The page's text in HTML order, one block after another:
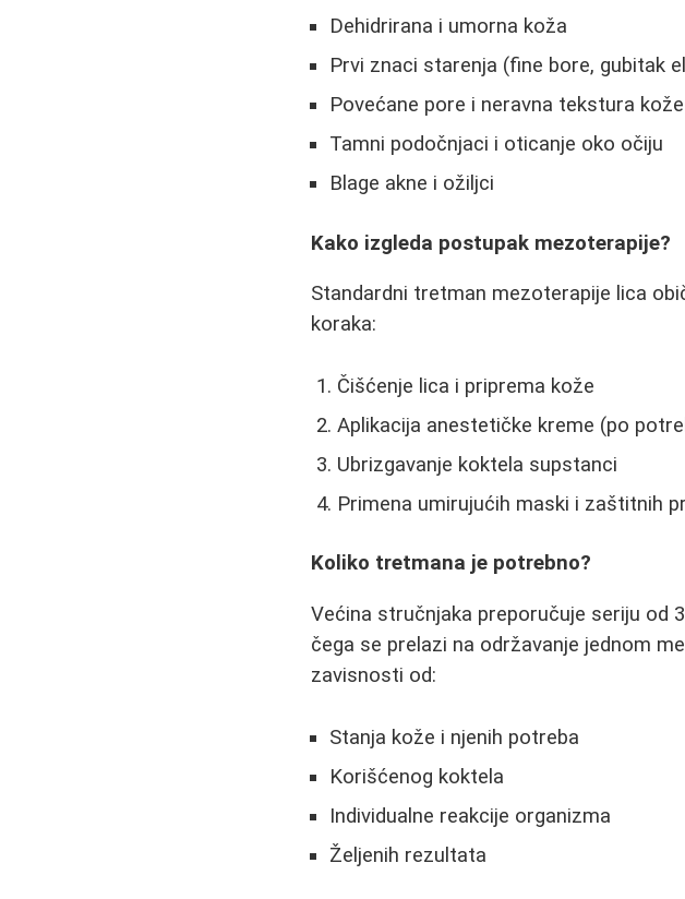
Dehidrirana i umorna koža
Prvi znaci starenja (fine bore, gubitak
Povećane pore i neravna tekstura kože
Tamni podočnjaci i oticanje oko očiju
Blage akne i ožiljci
Kako izgleda postupak mezoterapije?
Standardni tretman mezoterapije lica
koraka:
Čišćenje lica i priprema kože
Aplikacija anestetičke kreme (po
Ubrizgavanje koktela supstanci
Primena umirujućih maski i zaštitnih
Koliko tretmana je potrebno?
Većina stručnjaka preporučuje seriju od
čega se prelazi na održavanje jednom
zavisnosti od:
Stanja kože i njenih potreba
Korišćenog koktela
Individualne reakcije organizma
Željenih rezultata